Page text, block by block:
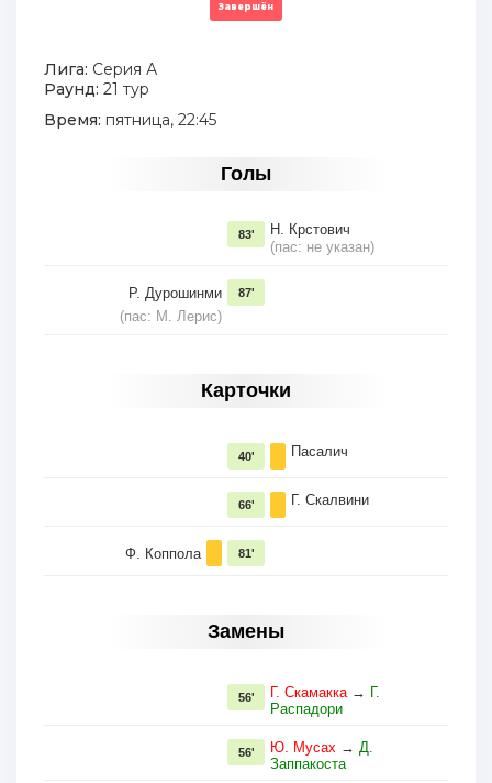
Завершён
Лига: Серия А
Раунд: 21 тур
Время: пятница, 22:45
Голы
Н. Крстович
(пас: не указан)
83'
Р. Дурошинми
(пас: М. Лерис)
87'
Карточки
Пасалич
40'
Г. Скалвини
66'
Ф. Коппола 81'
Замены
Г. Скамакка→ Г.
Распадори
56'
Ю. Мусах → Д.
Заппакоста
56'